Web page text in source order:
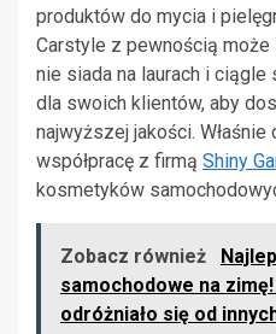
produktów do mycia i
Carstyle z pewnością może
nie siada na laurach i
dla swoich klientów, aby
najwyższej jakości.
współpracę z firmą Shiny
kosmetyków
Zobacz również
samochodowe na
odróżniało się od